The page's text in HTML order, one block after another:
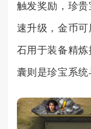
触发奖励，珍
速升级，金币
石用于装备精
囊则是珍宝系统